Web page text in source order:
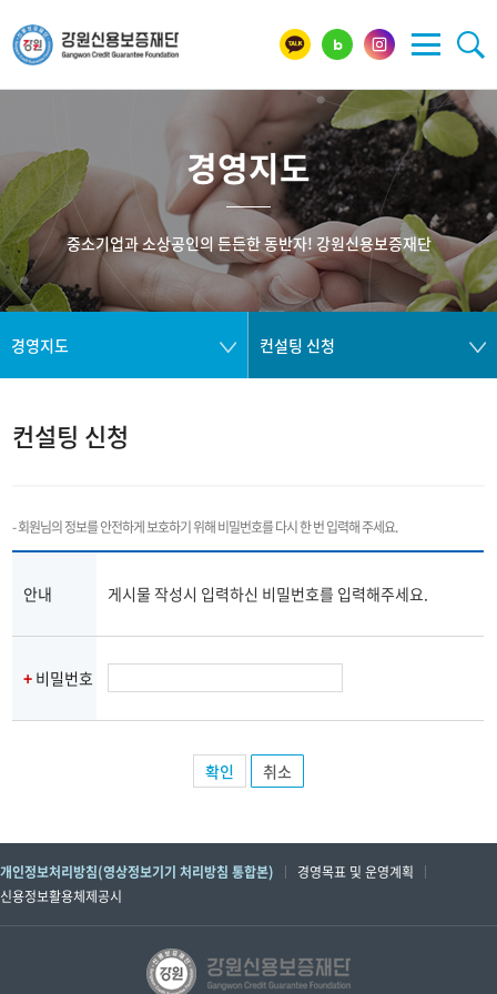
경영지도
중소기업과 소상공인의 든든한 동반자! 강원신용보증재단
경영지도 컨설팅 신청
컨설팅 신청
- 회원님의 정보를 안전하게 보호하기 위해 비밀번호를 다시 한 번 입력해 주세요.
안내 게시물 작성시 입력하신 비밀번호를 입력해주세요.
+ 비밀번호
취소
개인정보처리방침(영상정보기기 처리방침 통합본)
경영목표 및 운영계획
신용정보활용체제공시